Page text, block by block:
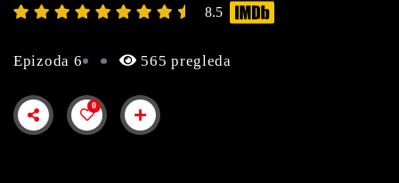
8.5
Epizoda 6 565 pregleda
0